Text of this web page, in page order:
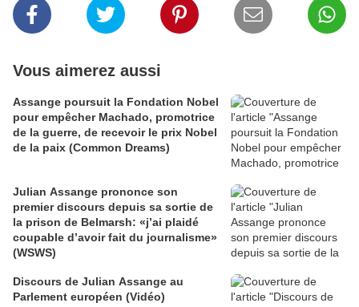
Vous aimerez aussi
Assange poursuit la Fondation Nobel
pour empêcher Machado, promotrice
de la guerre, de recevoir le prix Nobel
de la paix (Common Dreams)
Julian Assange prononce son
premier discours depuis sa sortie de
la prison de Belmarsh: «j’ai plaidé
coupable d’avoir fait du journalisme»
(WSWS)
Discours de Julian Assange au
Parlement européen (Vidéo)